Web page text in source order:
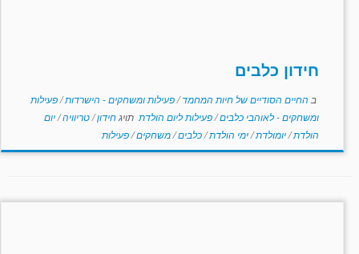
חידון כלבים
ב החיים הסודיים של חיות המחמד/פעילות ומשחקים - הישרדות/פעילות
ומשחקים - לאוהבי כלבים/פעילות ליום הולדת תויגחידון/טריוויה/יום
הולדת/יומולדת/ימי הולדת/כלבים/משחקים/פעילות